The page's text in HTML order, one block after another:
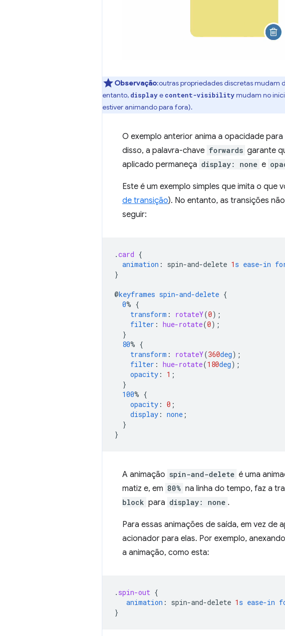
Observação:outras propriedades discretas mudam
entanto, displaye content-visibilitymudam no
estiver animando para fora).
O exemplo anterior anima a opacidade
disso, a palavra-chave forwards garante
aplicado permaneça display: none e
Este é um exemplo simples que imita o
de transição). No entanto, as transições
seguir:
.card {
animation : spin-and-delete 1s ease-in
}
@keyframes spin-and-delete {
0% {
transform : rotateY(0);
filter : hue-rotate(0);
}
80% {
transform : rotateY(360deg);
filter : hue-rotate(180deg);
opacity : 1 ;
}
100% {
opacity : 0 ;
display : none ;
}
}
A animação spin-and-delete é uma
matiz e, em 80% na linha do tempo, faz a
block para display: none .
Para essas animações de saída, em vez
acionador para elas. Por exemplo,
a animação, como esta:
. spin-out {
animation : spin-and-delete 1s ease-in
}